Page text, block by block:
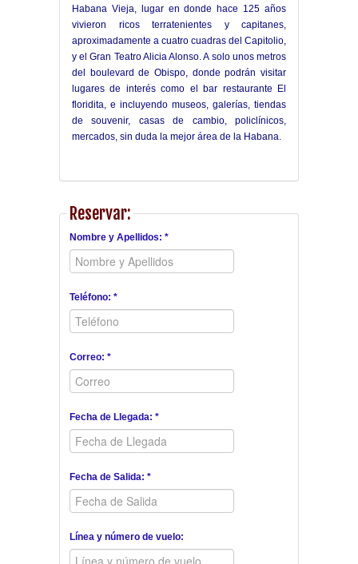
Habana Vieja, lugar en donde hace 125 años
vivieron ricos terratenientes y capitanes,
aproximadamente a cuatro cuadras del Capitolio,
y el Gran Teatro Alicia Alonso. A solo unos metros
del boulevard de Obispo, donde podrán visitar
lugares de interés como el bar restaurante El
floridita, e incluyendo museos, galerías, tiendas
de souvenir, casas de cambio, policlínicos,
mercados, sin duda la mejor área de la Habana.
Reservar:
Nombre y Apellidos: *
Teléfono: *
Correo: *
Fecha de Llegada: *
Fecha de Salida: *
Línea y número de vuelo: